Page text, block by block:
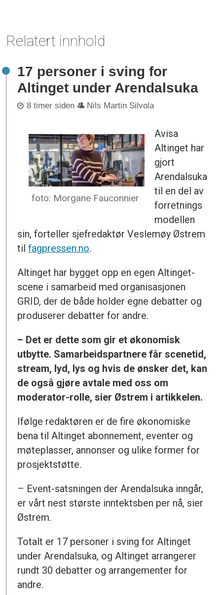
Relatert innhold
17 personer i sving for
Altinget under Arendalsuka
8 timer siden Nils Martin Silvola
foto: Morgane Fauconnier
Avisa
Altinget har
gjort
Arendalsuka
til en del av
forretnings
modellen
sin, forteller sjefredaktør Veslemøy Østrem
tilfagpressen.no.
Altinget har bygget opp en egen Altinget-
scene i samarbeid med organisasjonen
GRID, der de både holder egne debatter og
produserer debatter for andre.
– Det er dette som gir et økonomisk
utbytte. Samarbeidspartnere får scenetid,
stream, lyd, lys og hvis de ønsker det, kan
de også gjøre avtale med oss om
moderator-rolle, sier Østrem i artikkelen.
Ifølge redaktøren er de fire økonomiske
bena til Altinget abonnement, eventer og
møteplasser, annonser og ulike former for
prosjektstøtte.
– Event-satsningen der Arendalsuka inngår,
er vårt nest største inntektsben per nå, sier
Østrem.
Totalt er 17 personer i sving for Altinget
under Arendalsuka, og Altinget arrangerer
rundt 30 debatter og arrangementer for
andre.